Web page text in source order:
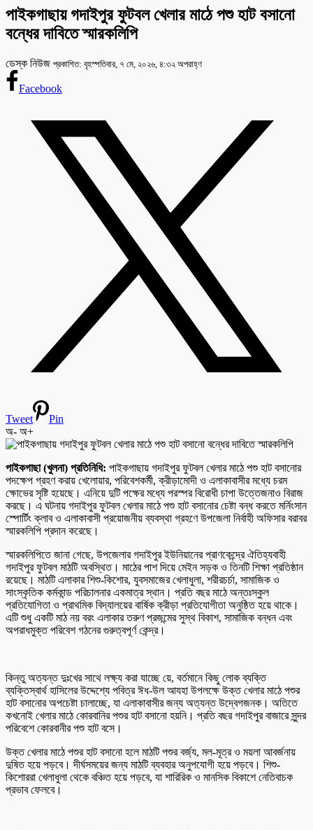
পাইকগাছায় গদাইপুর ফুটবল খেলার মাঠে পশু হাট বসানো
বন্ধের দাবিতে স্মারকলিপি
ডেস্ক নিউজ প্রকাশিত: বৃহস্পতিবার, ৭ মে, ২০২৬, ৪:৩২ অপরাহ্ণ
Facebook
Tweet
Pin
অ- অ+
পাইকগাছা (খুলনা) প্রতিনিধি: পাইকগাছায় গদাইপুর ফুটবল খেলার মাঠে পশু হাট বসানোর
পদক্ষেপ গ্রহণ করায় খেলোয়ার, পরিবেশকর্মী, ক্রীড়ামোদী ও এলাকাবাসীর মধ্যে চরম
ক্ষোভের সৃষ্টি হয়েছে। এনিয়ে দুটি পক্ষের মধ্যে পরস্পর বিরোধী চাপা উত্তেজনাও বিরাজ
করছে। এ ঘটনায় গদাইপুর ফুটবল খেলার মাঠে পশু হাট বসানোর চেষ্টা বন্ধ করতে মর্নিংসান
স্পোর্টিং ক্লাব ও এলাকাবাসী প্রয়োজনীয় ব্যবস্থা গ্রহণে উপজেলা নির্বাহী অফিসার বরাবর
স্মারকলিপি প্রদান করেছে।
স্মারকলিপিতে জানা গেছে, উপজেলার গদাইপুর ইউনিয়ানের প্রাণকেন্দ্রে ঐতিহ্যবাহী
গদাইপুর ফুটবল মাঠটি অবস্থিত। মাঠের পাশ দিয়ে মেইন সড়ক ও তিনটি শিক্ষা প্রতিষ্ঠান
রয়েছে। মাঠটি এলাকার শিশু-কিশোর, যুবসমাজের খেলাধুলা, শরীরচর্চা, সামাজিক ও
সাংস্কৃতিক কর্মকান্ড পরিচালনার একমাত্র স্থান। প্রতি বছর মাঠে অন্তঃস্কুল
প্রতিযোগিতা ও প্রাথমিক বিদ্যালয়ের বার্ষিক ক্রীড়া প্রতিযোগীতা অনুষ্ঠিত হয়ে থাকে।
এটি শুধু একটি মাঠ নয় বরং এলাকার তরুণ প্রজন্মের সুস্থ বিকাশ, সামাজিক বন্ধন এবং
অপরাধমুক্ত পরিবেশ গঠনের গুরুত্বপূর্ণ কেন্দ্র।
কিন্তু অত্যন্ত দুঃখের সাথে লক্ষ্য করা যাচ্ছে য়ে, বর্তমানে কিছু লোক ব্যক্তি
ব্যক্তিস্বার্থ হাসিলের উদ্দেশ্যে পবিত্র ঈধ-উল আযহা উপলক্ষে উক্ত খেলার মাঠে পশুর
হাট বসানোর অপচেষ্টা চালাচ্ছে, যা এলাকাবাসীর জন্য অত্যন্ত উদ্বেগজনক। অতিতে
কখনোই খেলার মাঠে কোরবানির পশুর হাট বসানো হয়নি। প্রতি বছর গদাইপুর বাজারে সুন্দর
পরিবেশে কোরবানীর পশু হাট বসে।
উক্ত খেলার মাঠে পশুর হাট বসানো হলে মাঠটি পশুর বর্জ্য, মল-মূত্র ও ময়লা আবর্জনায়
দুষিত হয়ে পড়বে। দীর্ঘসময়ের জন্য মাঠটি ব্যবহার অনুপযোগী হয়ে পড়বে। শিশু-
কিশোররা খেলাধুলা থেকে বঞ্চিত হয়ে পড়বে, যা শারিরিক ও মানসিক বিকাশে নেতিবাচক
প্রভাব ফেলবে।